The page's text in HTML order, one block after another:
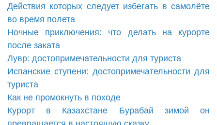
Действия которых следует избегать в самолёте
во время полета
Ночные приключения: что делать на курорте
после заката
Лувр: достопримечательности для туриста
Испанские ступени: достопримечательности для
туриста
Как не промокнуть в походе
Курорт в Казахстане Бурабай зимой он